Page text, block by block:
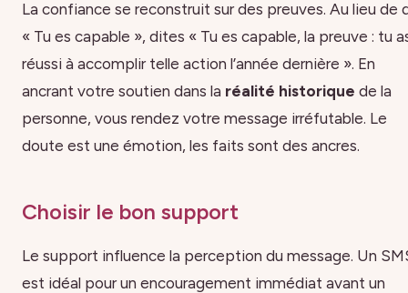
La confiance se reconstruit sur des preuves. Au lieu de
« Tu es capable », dites « Tu es capable, la preuve : tu
réussi à accomplir telle action l’année dernière ». En
ancrant votre soutien dans la réalité historique de la
personne, vous rendez votre message irréfutable. Le
doute est une émotion, les faits sont des ancres.
Choisir le bon support
Le support influence la perception du message. Un
est idéal pour un encouragement immédiat avant un